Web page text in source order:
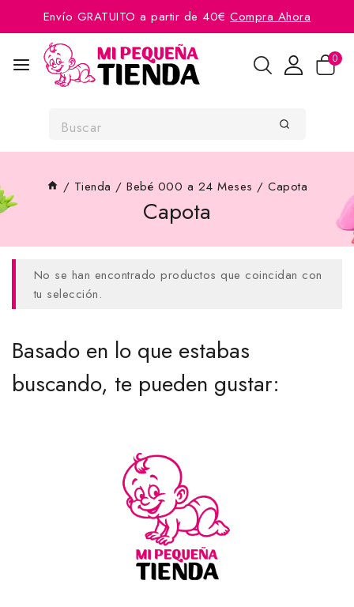
Envío GRATUITO a partir de 40€Compra Ahora
0
/ Tienda / Bebé 000 a 24 Meses / Capota
Capota
No se han encontrado productos que coincidan con
tu selección.
Basado en lo que estabas
buscando, te pueden gustar: